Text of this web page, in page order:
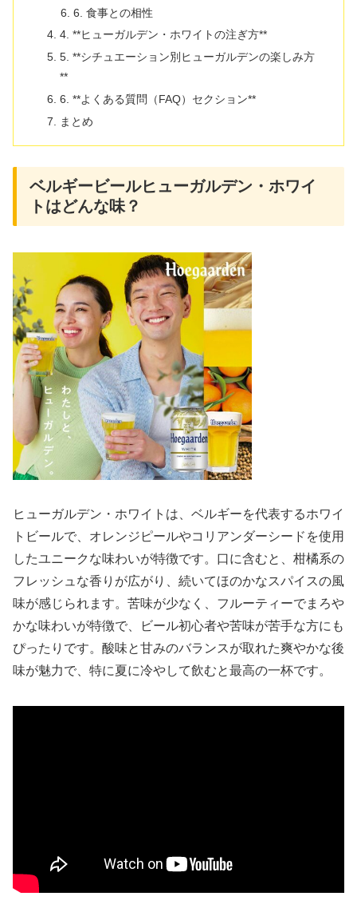
6. 食事との相性
4. **ヒューガルデン・ホワイトの注ぎ方**
5. **シチュエーション別ヒューガルデンの楽しみ方
**
6. **よくある質問（FAQ）セクション**
まとめ
ベルギービールヒューガルデン・ホワイ
トはどんな味？
ヒューガルデン・ホワイトは、ベルギーを代表するホワイ
トビールで、オレンジピールやコリアンダーシードを使用
したユニークな味わいが特徴です。口に含むと、柑橘系の
フレッシュな香りが広がり、続いてほのかなスパイスの風
味が感じられます。苦味が少なく、フルーティーでまろや
かな味わいが特徴で、ビール初心者や苦味が苦手な方にも
ぴったりです。酸味と甘みのバランスが取れた爽やかな後
味が魅力で、特に夏に冷やして飲むと最高の一杯です。